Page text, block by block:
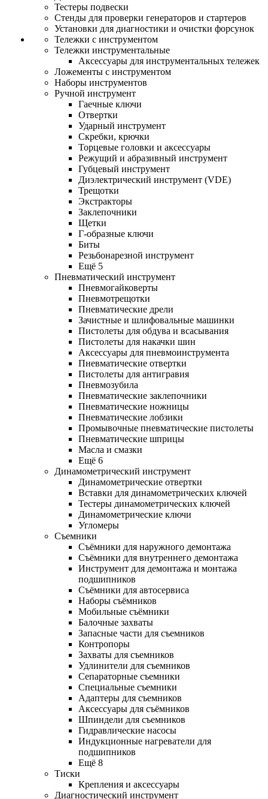
Тестеры подвески
Стенды для проверки генераторов и стартеров
Установки для диагностики и очистки форсунок
Тележки с инструментом
Тележки инструментальные
Аксессуары для инструментальных тележек
Ложементы с инструментом
Наборы инструментов
Ручной инструмент
Гаечные ключи
Отвертки
Ударный инструмент
Скребки, крючки
Торцевые головки и аксессуары
Режущий и абразивный инструмент
Губцевый инструмент
Диэлектрический инструмент (VDE)
Трещотки
Экстракторы
Заклепочники
Щетки
Г-образные ключи
Биты
Резьбонарезной инструмент
Ещё 5
Пневматический инструмент
Пневмогайковерты
Пневмотрещотки
Пневматические дрели
Зачистные и шлифовальные машинки
Пистолеты для обдува и всасывания
Пистолеты для накачки шин
Аксессуары для пневмоинструмента
Пневматические отвертки
Пистолеты для антигравия
Пневмозубила
Пневматические заклепочники
Пневматические ножницы
Пневматические лобзики
Промывочные пневматические пистолеты
Пневматические шприцы
Масла и смазки
Ещё 6
Динамометрический инструмент
Динамометрические отвертки
Вставки для динамометрических ключей
Тестеры динамометрических ключей
Динамометрические ключи
Угломеры
Съемники
Съёмники для наружного демонтажа
Съёмники для внутреннего демонтажа
Инструмент для демонтажа и монтажа
подшипников
Съёмники для автосервиса
Наборы съёмников
Мобильные съёмники
Балочные захваты
Запасные части для съемников
Контропоры
Захваты для съемников
Удлинители для съемников
Сепараторные съемники
Специальные съемники
Адаптеры для съемников
Аксессуары для съёмников
Шпиндели для съемников
Гидравлические насосы
Индукционные нагреватели для
подшипников
Ещё 8
Тиски
Крепления и аксессуары
Диагностический инструмент